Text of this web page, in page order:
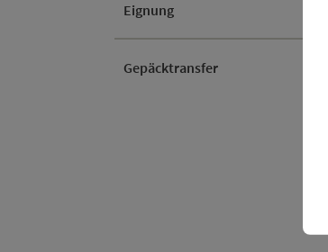
Eignung
Gepäcktransfer